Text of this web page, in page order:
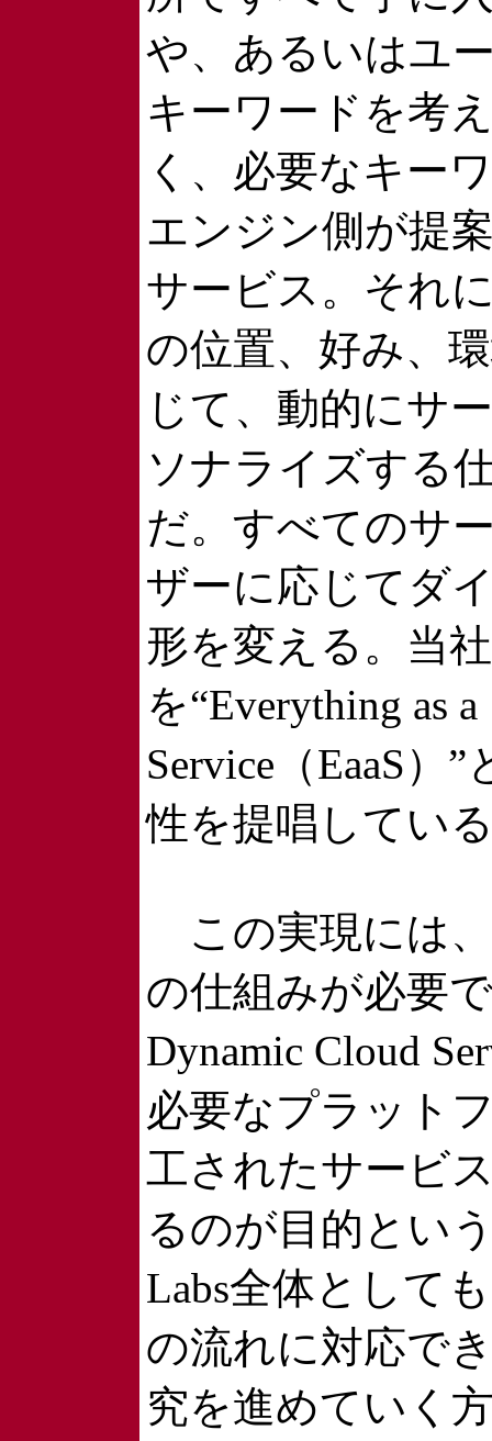
や、あるいはユ
キーワードを考
く、必要なキー
エンジン側が提
サービス。それ
の位置、好み、
じて、動的にサ
ソナライズする
だ。すべてのサ
ザーに応じてダ
形を変える。当
を“Everything as a
Service（EaaS）
性を提唱してい
この実現には
の仕組みが必要
Dynamic Cloud
必要なプラット
工されたサービ
るのが目的とい
Labs全体として
の流れに対応で
究を進めていく